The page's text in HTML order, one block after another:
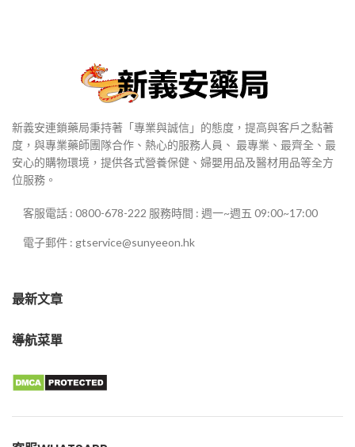
新義安連鎖藥局秉持著「專業與誠信」的態度，提高與客戶之黏著
度，與專業藥師團隊合作、熱心的服務人員、 最專業、最齊全、最
安心的購物環境，提供各式營養保健、婦嬰用品及醫材用品等全方
位服務。
客服電話 : 0800-678-222 服務時間 : 週一~週五 09:00~17:00
電子郵件 : gtservice@sunyeeon.hk
最新文章
導航菜單